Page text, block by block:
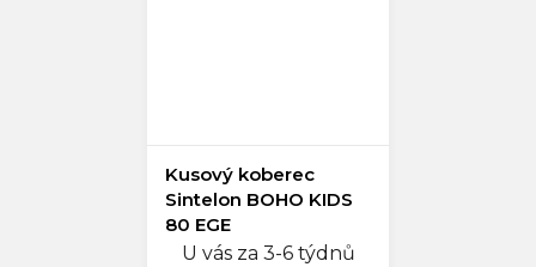
Kusový koberec
Sintelon BOHO KIDS
80 EGE
U vás za 3-6 týdnů